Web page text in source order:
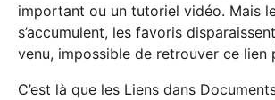
important ou un tutoriel vidéo. Mais
s’accumulent, les favoris
venu, impossible de retrouver ce lien
C’est là que les Liens dans